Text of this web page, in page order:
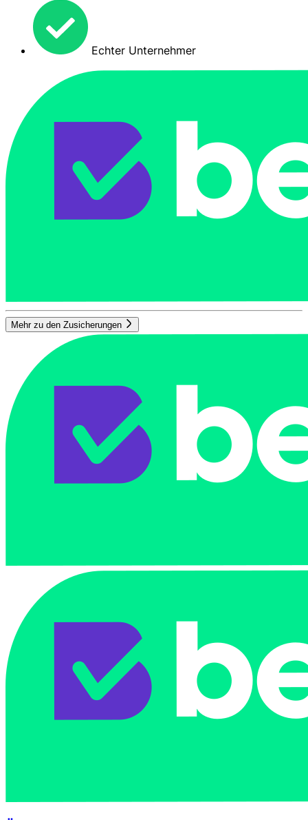
Echter Unternehmer
Mehr zu den Zusicherungen